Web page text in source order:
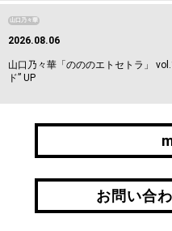
山口乃々華
2026.08.06
山口乃々華「のののエトセトラ」
ド” UP
お問い合
お問い合
引継